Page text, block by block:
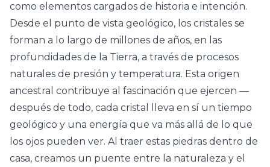
como elementos cargados de historia e intención.
Desde el punto de vista geológico, los cristales se
forman a lo largo de millones de años, en las
profundidades de la Tierra, a través de procesos
naturales de presión y temperatura. Esta origen
ancestral contribuye al fascinación que ejercen —
después de todo, cada cristal lleva en sí un tiempo
geológico y una energía que va más allá de lo que
los ojos pueden ver. Al traer estas piedras dentro de
casa, creamos un puente entre la naturaleza y el